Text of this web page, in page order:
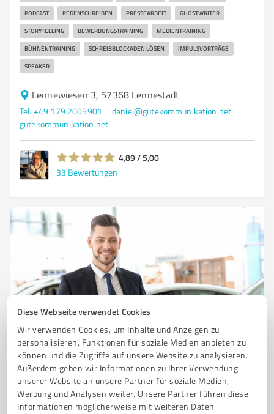
Diese Webseite verwendet Cookies
Wir verwenden Cookies, um Inhalte und Anzeigen zu
personalisieren, Funktionen für soziale Medien anbieten zu
können und die Zugriffe auf unsere Website zu analysieren.
Außerdem geben wir Informationen zu Ihrer Verwendung
unserer Website an unsere Partner für soziale Medien,
Werbung und Analysen weiter. Unsere Partner führen diese
Informationen möglicherweise mit weiteren Daten
PODCAST REDENSCHREIBEN PRESSEARBEIT GHOSTWRITER
STORYTELLING BEWERBUNGSTRAINING MEDIENTRAINING
BÜHNENTRAINING SCHREIBBLOCKADEN LÖSEN IMPULSVORTRÄGE
SPEAKER
Lennewiesen 3, 57368 Lennestadt
Tel. +49 179 2005901
daniel@gutekommunikation.net
gutekommunikation.net
4,89 / 5,00
33 Bewertungen
Sie möchten auch hier gelistet werden?
Registrieren Sie sich jetzt und werden Sie ein von
Kunden empfohlener ProvenExpert!